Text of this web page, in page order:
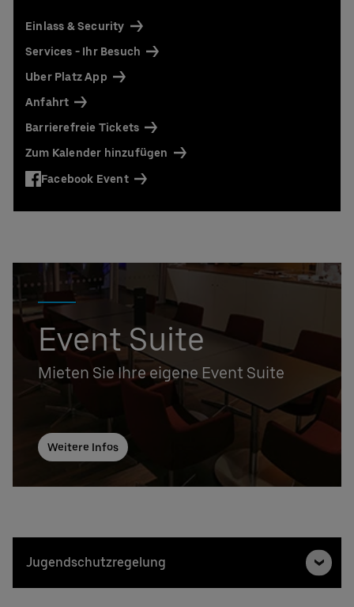
Einlass & Security
Services - Ihr Besuch
Uber Platz App
Anfahrt
Barrierefreie Tickets
Zum Kalender hinzufügen
Facebook Event
Event Suite
Mieten Sie Ihre eigene Event Suite
Weitere Infos
Uber Arena in Berlin
Ansprechpartner:
Stefan Santos Ferreira
E-Mail
Niclas Knodel
Telefon: +49 (0) 30 / 2060708-238
E-Mail
Jugendschutzregelung